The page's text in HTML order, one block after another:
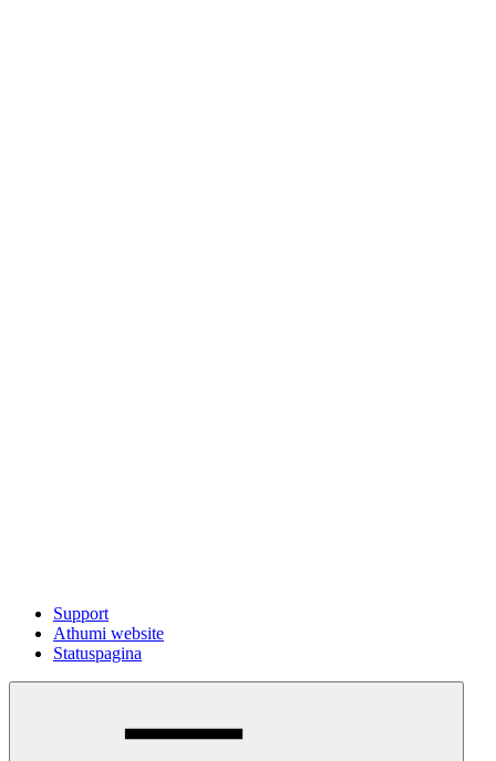
Support
Athumi website
Statuspagina